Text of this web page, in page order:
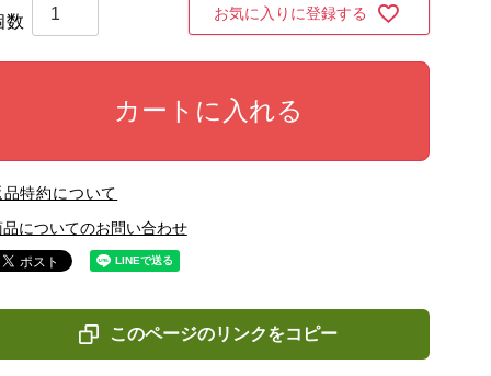
お気に入りに登録する
カートに入れる
品特約について
品についてのお問い合わせ
このページのリンクをコピー